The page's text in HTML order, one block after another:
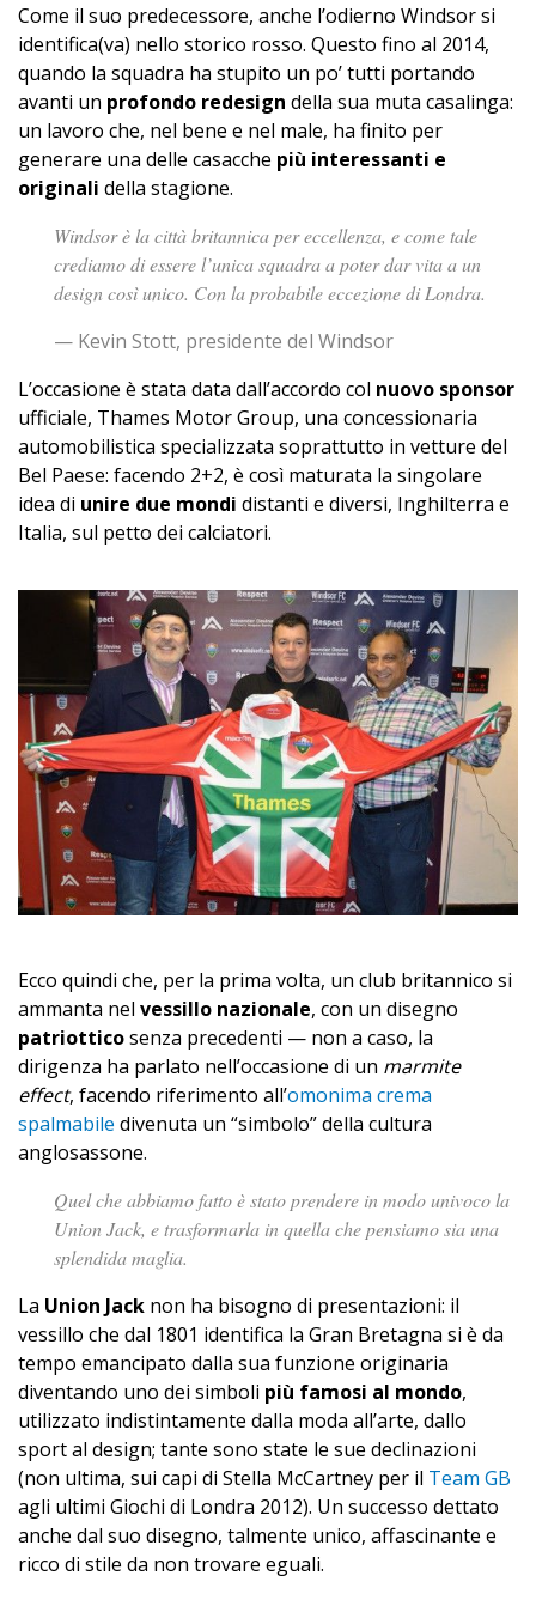
Come il suo predecessore, anche l’odierno Windsor si
identifica(va) nello storico rosso. Questo fino al 2014,
quando la squadra ha stupito un po’ tutti portando
avanti un profondo redesign della sua muta casalinga:
un lavoro che, nel bene e nel male, ha finito per
generare una delle casacche più interessanti e
originali della stagione.
Windsor è la città britannica per eccellenza, e come tale
crediamo di essere l’unica squadra a poter dar vita a un
design così unico. Con la probabile eccezione di Londra.
— Kevin Stott, presidente del Windsor
L’occasione è stata data dall’accordo col nuovo sponsor
ufficiale, Thames Motor Group, una concessionaria
automobilistica specializzata soprattutto in vetture del
Bel Paese: facendo 2+2, è così maturata la singolare
idea di unire due mondi distanti e diversi, Inghilterra e
Italia, sul petto dei calciatori.
Ecco quindi che, per la prima volta, un club britannico si
ammanta nel vessillo nazionale, con un disegno
patriotticosenza precedenti — non a caso, la
dirigenza ha parlato nell’occasione di un marmite
effect, facendo riferimento all’omonima crema
spalmabile divenuta un “simbolo” della cultura
anglosassone.
Quel che abbiamo fatto è stato prendere in modo univoco la
Union Jack, e trasformarla in quella che pensiamo sia una
splendida maglia.
La Union Jack non ha bisogno di presentazioni: il
vessillo che dal 1801 identifica la Gran Bretagna si è da
tempo emancipato dalla sua funzione originaria
diventando uno dei simboli più famosi al mondo,
utilizzato indistintamente dalla moda all’arte, dallo
sport al design; tante sono state le sue declinazioni
(non ultima, sui capi di Stella McCartney per il Team GB
agli ultimi Giochi di Londra 2012). Un successo dettato
anche dal suo disegno, talmente unico, affascinante e
ricco di stile da non trovare eguali.